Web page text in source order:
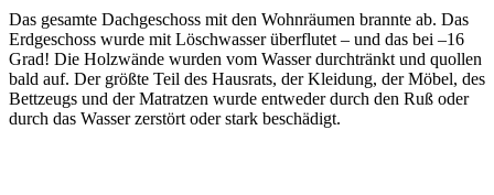
Das gesamte Dachgeschoss mit den Wohnräumen brannte ab. Das
Erdgeschoss wurde mit Löschwasser überflutet – und das bei –16
Grad! Die Holzwände wurden vom Wasser durchtränkt und quollen
bald auf. Der größte Teil des Hausrats, der Kleidung, der Möbel, des
Bettzeugs und der Matratzen wurde entweder durch den Ruß oder
durch das Wasser zerstört oder stark beschädigt.